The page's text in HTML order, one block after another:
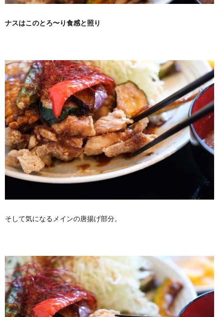
ナスはこのとろ〜り食感と照り
そして気になるメインの唐揚げ部分。